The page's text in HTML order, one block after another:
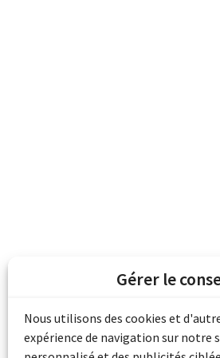
Gérer le
Nous utilisons des cookies et
expérience de navigation sur notre
Les archives du
grâce au
pour les
d'aide aux musées